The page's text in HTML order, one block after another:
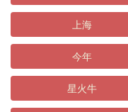
上海
今年
星火牛